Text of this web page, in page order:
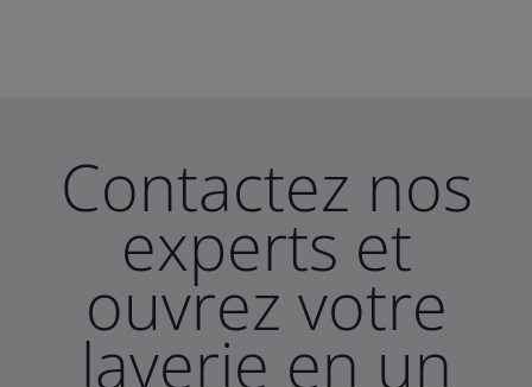
Contactez nos
experts et
ouvrez votre
laverie en un